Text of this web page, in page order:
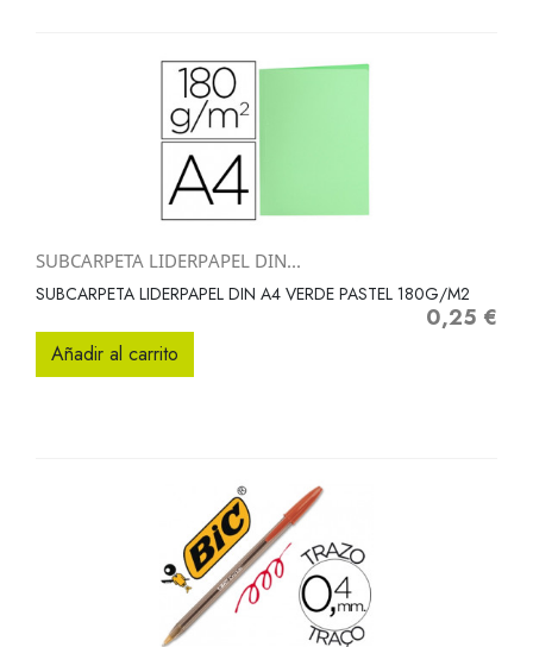
SUBCARPETA LIDERPAPEL DIN...
SUBCARPETA LIDERPAPEL DIN A4 VERDE PASTEL 180G/M2
Precio
0,25 €
Añadir al carrito